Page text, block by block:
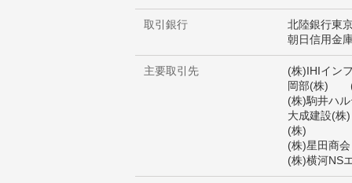
取引銀行
北陸銀行東
朝日信用金
主要取引先
(株)IHIイ
岡部(株)
(株)駒井ハ
大成建設(
(株)
(株)星田
(株)横河NS